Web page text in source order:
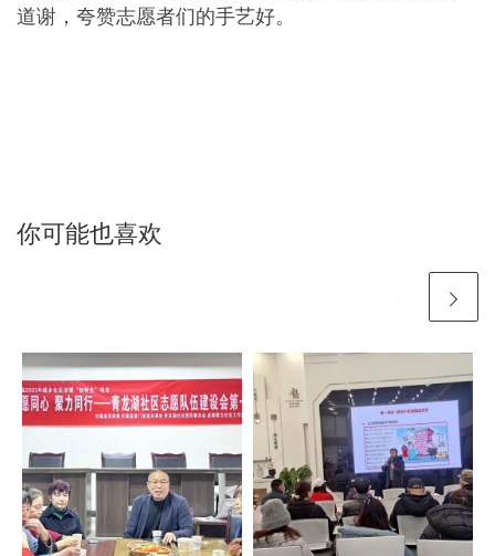
道谢，夸赞志愿者们的手艺好。
你可能也喜欢